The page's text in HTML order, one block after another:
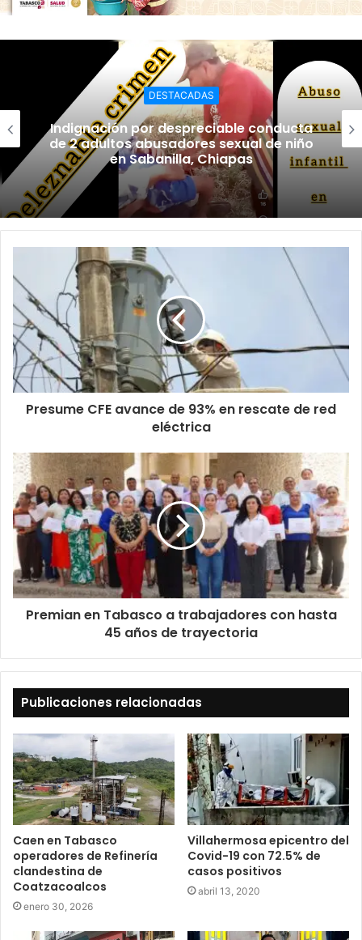
DESTACADAS
Indignación por despreciable conducta
de 2 adultos abusadores sexual de niño
en Sabanilla, Chiapas
Presume CFE avance de 93% en rescate de red
eléctrica
Premian en Tabasco a trabajadores con hasta
45 años de trayectoria
Publicaciones relacionadas
Caen en Tabasco
operadores de Refinería
clandestina de
Coatzacoalcos
enero 30, 2026
Villahermosa epicentro del
Covid-19 con 72.5% de
casos positivos
abril 13, 2020